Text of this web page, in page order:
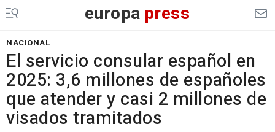
europa press
NACIONAL
El servicio consular español en
2025: 3,6 millones de españoles
que atender y casi 2 millones de
visados tramitados